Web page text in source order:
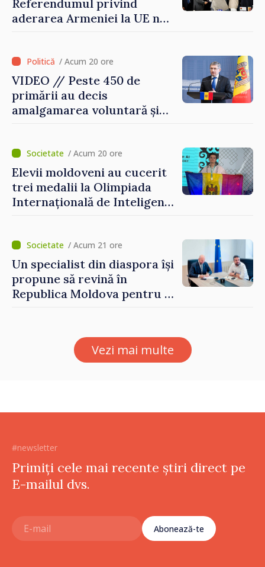
Referendumul privind
aderarea Armeniei la UE nu
/ Acum 20 ore
VIDEO // Peste 450 de
primării au decis
amalgamarea voluntară și
Grosu: „Este important să
depășim blocajele și să dăm o
șansă localităților să se
dezvolte”
/ Acum 20 ore
Elevii moldoveni au cucerit
trei medalii la Olimpiada
Internațională de Inteligență
/ Acum 21 ore
Un specialist din diaspora își
propune să revină în
Republica Moldova pentru a
Vezi mai multe
#newsletter
Primiți cele mai recente știri direct pe
E-mailul dvs.
Abonează-te